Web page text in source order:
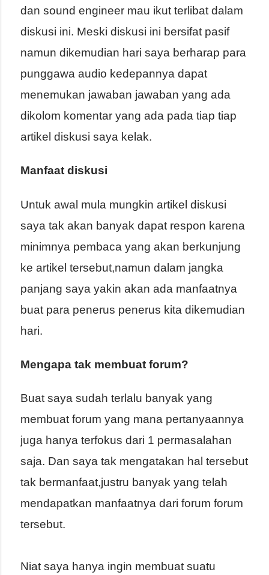
dan sound engineer mau ikut terlibat dalam
diskusi ini. Meski diskusi ini bersifat pasif
namun dikemudian hari saya berharap para
punggawa audio kedepannya dapat
menemukan jawaban jawaban yang ada
dikolom komentar yang ada pada tiap tiap
artikel diskusi saya kelak.
Manfaat diskusi
Untuk awal mula mungkin artikel diskusi
saya tak akan banyak dapat respon karena
minimnya pembaca yang akan berkunjung
ke artikel tersebut,namun dalam jangka
panjang saya yakin akan ada manfaatnya
buat para penerus penerus kita dikemudian
hari.
Mengapa tak membuat forum?
Buat saya sudah terlalu banyak yang
membuat forum yang mana pertanyaannya
juga hanya terfokus dari 1 permasalahan
saja. Dan saya tak mengatakan hal tersebut
tak bermanfaat,justru banyak yang telah
mendapatkan manfaatnya dari forum forum
tersebut.
Niat saya hanya ingin membuat suatu